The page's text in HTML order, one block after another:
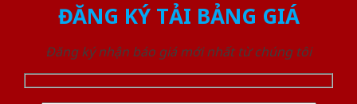
ĐĂNG KÝ TẢI BẢNG GIÁ
Đăng ký nhận báo giá mới nhất từ chúng tôi